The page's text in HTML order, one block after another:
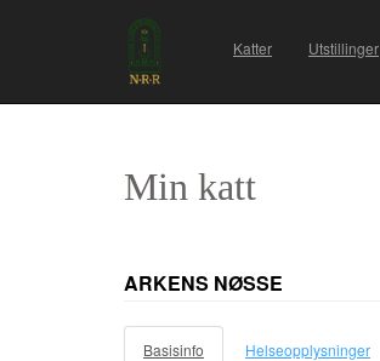
Katter Utstillinger
Min katt
ARKENS NØSSE
Basisinfo Helseopplysninger